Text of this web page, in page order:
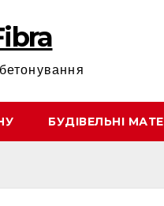
БУДІВЕЛЬНІ